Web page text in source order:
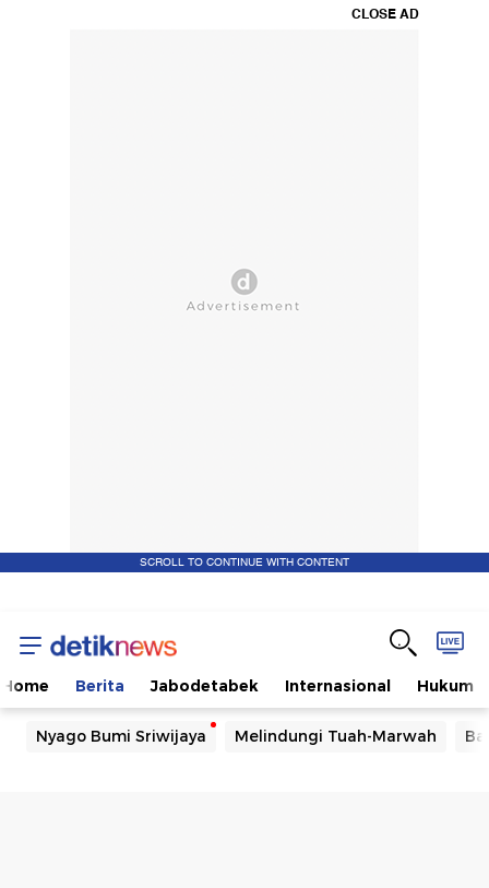
CLOSE AD
SCROLL TO CONTINUE WITH CONTENT
Home Berita Jabodetabek Internasional Hukum
Nyago Bumi Sriwijaya Melindungi Tuah-Marwah